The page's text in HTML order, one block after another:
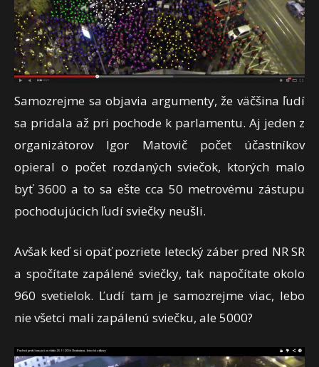
Samozrejme sa objavia argumenty, že väčšina ľudí
sa pridala až pri pochode k parlamentu. Aj jeden z
organizátorov Igor Matovič počet účastníkov
opieral o počet rozdaných sviečok, ktorých malo
byť 3600 a to sa ešte cca 50 metrovému zástupu
pochodujúcich ľudí sviečky neušli.
Avšak keď si opäť pozriete letecký záber pred NR SR
a spočítate zapálené sviečky, tak napočítate okolo
960 svetielok. Ľudí tam je samozrejme viac, lebo
nie všetci mali zapálenú sviečku, ale 5000?